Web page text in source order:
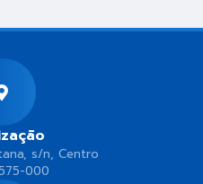
s/n, Centro
000